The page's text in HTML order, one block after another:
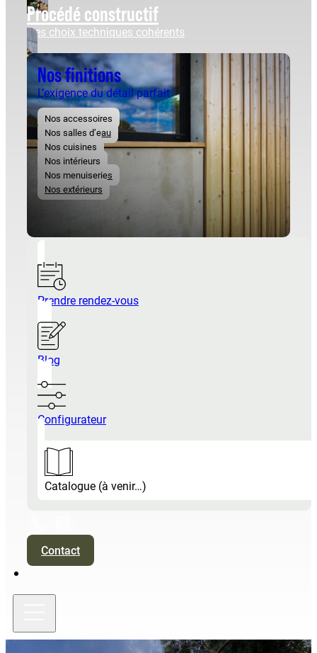
Procédé constructif
Des choix techniques cohérents
Nos finitions
L’exigence du détail parfait
Nos accessoires
Nos salles d’eau
Nos cuisines
Nos intérieurs
Nos menuiseries
Nos extérieurs
Prendre rendez-vous
Blog
Configurateur
Catalogue (à venir…)
Contact